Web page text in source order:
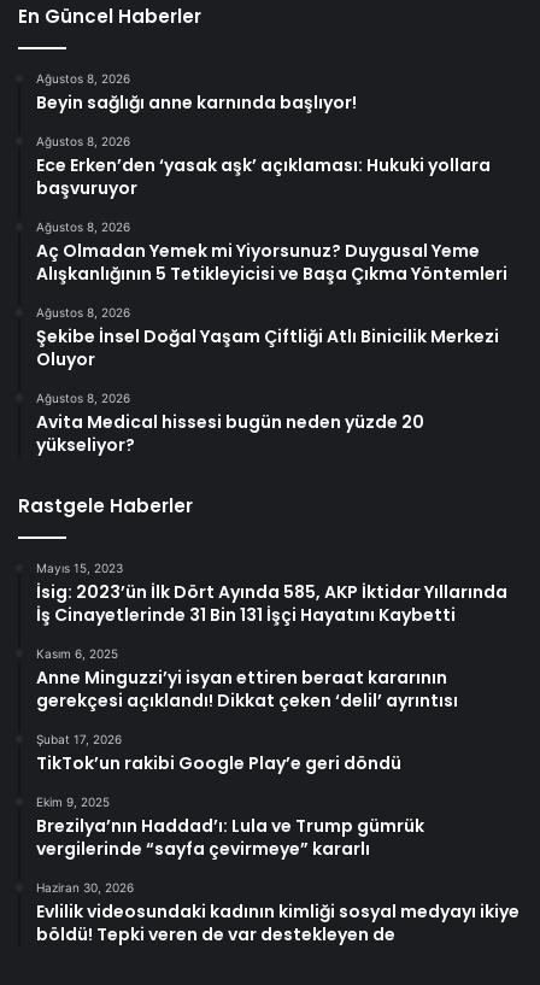
En Güncel Haberler
Ağustos 8, 2026
Beyin sağlığı anne karnında başlıyor!
Ağustos 8, 2026
Ece Erken’den ‘yasak aşk’ açıklaması: Hukuki yollara
başvuruyor
Ağustos 8, 2026
Aç Olmadan Yemek mi Yiyorsunuz? Duygusal Yeme
Alışkanlığının 5 Tetikleyicisi ve Başa Çıkma Yöntemleri
Ağustos 8, 2026
Şekibe İnsel Doğal Yaşam Çiftliği Atlı Binicilik Merkezi
Oluyor
Ağustos 8, 2026
Avita Medical hissesi bugün neden yüzde 20
yükseliyor?
Rastgele Haberler
Mayıs 15, 2023
İsig: 2023’ün İlk Dört Ayında 585, AKP İktidar Yıllarında
İş Cinayetlerinde 31 Bin 131 İşçi Hayatını Kaybetti
Kasım 6, 2025
Anne Minguzzi’yi isyan ettiren beraat kararının
gerekçesi açıklandı! Dikkat çeken ‘delil’ ayrıntısı
Şubat 17, 2026
TikTok’un rakibi Google Play’e geri döndü
Ekim 9, 2025
Brezilya’nın Haddad’ı: Lula ve Trump gümrük
vergilerinde “sayfa çevirmeye” kararlı
Haziran 30, 2026
Evlilik videosundaki kadının kimliği sosyal medyayı ikiye
böldü! Tepki veren de var destekleyen de